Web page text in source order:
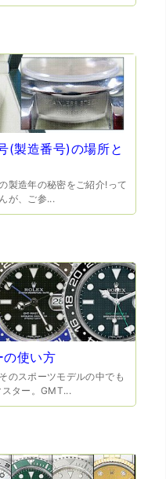
く買取られるのかな…?と
面倒な営業トークも一切
りがとうございます。
す。親切な対応で、また
したいと思いました。
は全く違う、とても良い
りました。この度は、本
(製造番号)の場所と
製造年の秘密をご紹介!って
が、ご参...
の使い方
のスポーツモデルの中でも
ター。GMT...